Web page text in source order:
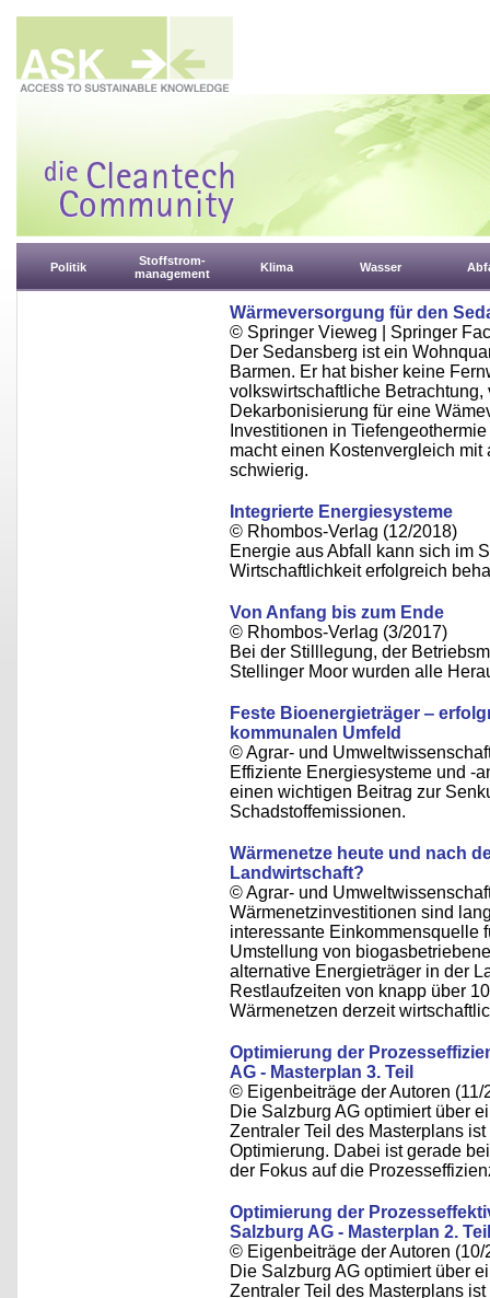
Politik
Stoffstrom-
management
Klima Wasser
Wärmeversorgung für den
© Springer Vieweg | Springer
Der Sedansberg ist ein
Barmen. Er hat bisher keine
volkswirtschaftliche
Dekarbonisierung für eine
Investitionen in
macht einen Kostenvergleich
schwierig.
Integrierte Energiesysteme
© Rhombos-Verlag (12/2018)
Energie aus Abfall kann sich im
Wirtschaftlichkeit erfolgreich
Von Anfang bis zum Ende
© Rhombos-Verlag (3/2017)
Bei der Stilllegung, der
Stellinger Moor wurden alle
Feste Bioenergieträger ‒
kommunalen Umfeld
© Agrar- und
Effiziente Energiesysteme und -
einen wichtigen Beitrag zur
Schadstoffemissionen.
Wärmenetze heute und nach
Landwirtschaft?
© Agrar- und
Wärmenetzinvestitionen sind
interessante Einkommensquelle
Umstellung von
alternative Energieträger in der
Restlaufzeiten von knapp über
Wärmenetzen derzeit
Optimierung der
AG - Masterplan 3. Teil
© Eigenbeiträge der Autoren (11/
Die Salzburg AG optimiert über
Zentraler Teil des Masterplans
Optimierung. Dabei ist gerade
der Fokus auf die
Optimierung der
Salzburg AG - Masterplan 2. Teil
© Eigenbeiträge der Autoren (10/
Die Salzburg AG optimiert über
Zentraler Teil des Masterplans